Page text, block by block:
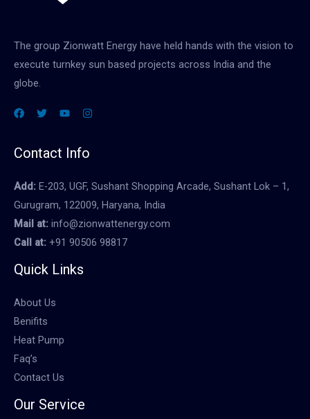
The group Zionwatt Energy have held hands with the vision to
execute turnkey sun based projects across India and the
globe.
Contact Info
Add: E-203, UGF, Sushant Shopping Arcade, Sushant Lok – 1,
Gurugram, 122009, Haryana, India
Mail at: info@zionwattenergy.com
Call at: +91 90506 98817
Quick Links
About Us
Benifits
Heat Pump
Faq’s
Contact Us
Our Service